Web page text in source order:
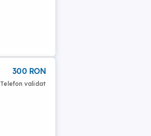
300 RON
Telefon validat